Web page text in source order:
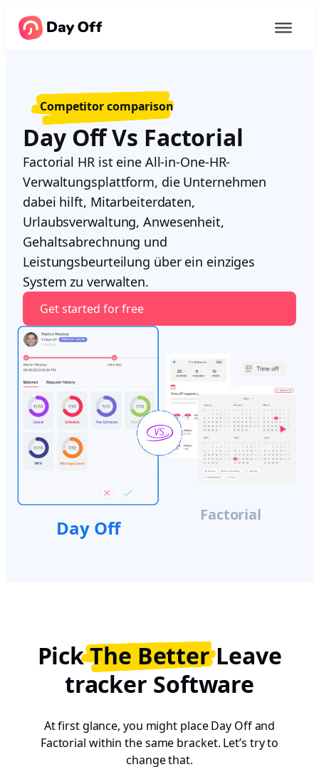
Competitor comparison
Day Off Vs Factorial
Factorial HR ist eine All-in-One-HR-
Verwaltungsplattform, die Unternehmen
dabei hilft, Mitarbeiterdaten,
Urlaubsverwaltung, Anwesenheit,
Gehaltsabrechnung und
Leistungsbeurteilung über ein einziges
System zu verwalten.
Get started for free
Day Off
Factorial
PickThe BetterLeave
tracker Software
At first glance, you might place Day Off and
Factorial within the same bracket. Let’s try to
change that.